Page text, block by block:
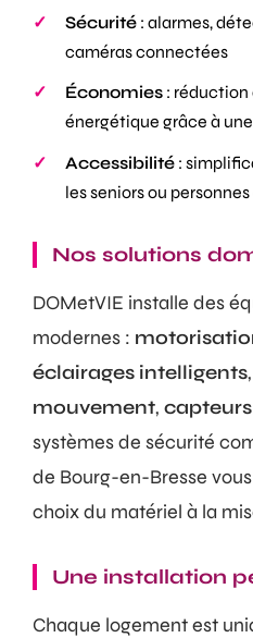
Sécurité : alarmes,
caméras connectées
Économies :
énergétique grâce à
Accessibilité :
les seniors ou
Nos solutions
DOMetVIE installe des
modernes :
éclairages intelligents,
mouvement,
systèmes de sécurité
de Bourg-en-Bresse
choix du matériel à la
Une installation
Chaque logement est